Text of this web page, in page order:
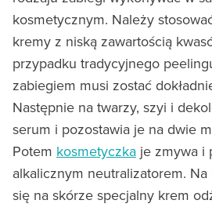
kosmetycznym. Należy
kremy z niską zawartością
przypadku tradycyjnego
zabiegiem musi zostać
Następnie na twarzy, szyi i
serum i pozostawia je na dwie
Potem kosmetyczka je zmywa i
alkalicznym neutralizatorem.
się na skórze specjalny krem